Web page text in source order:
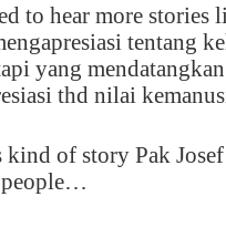
to hear more stories
tentang
yang
thd nilai
kind of story Pak
people…